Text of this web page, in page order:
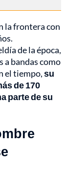
la frontera con
de la época,
a bandas como
el tiempo,su
de 170
parte de su